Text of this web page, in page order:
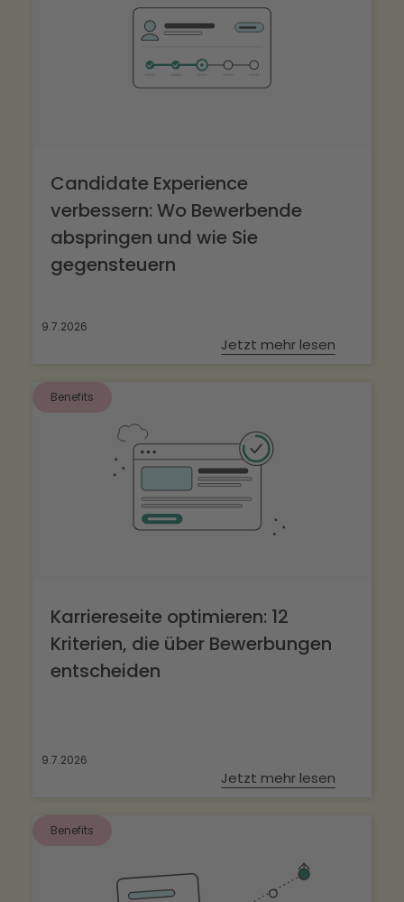
Candidate Experience
verbessern: Wo Bewerbende
abspringen und wie Sie
gegensteuern
9.7.2026
Jetzt mehr lesen
Benefits
Karriereseite optimieren: 12
Kriterien, die über Bewerbungen
entscheiden
9.7.2026
Jetzt mehr lesen
Benefits